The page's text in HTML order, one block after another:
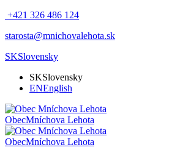
+421 326 486 124
starosta@mnichovalehota.sk
SKSlovensky
SKSlovensky
ENEnglish
ObecMníchova Lehota
ObecMníchova Lehota